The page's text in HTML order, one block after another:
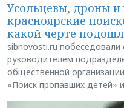
Усольцевы, дроны
красноярские
какой черте
sibnovosti.ru
руководителем
общественной
«Поиск пропавших детей»